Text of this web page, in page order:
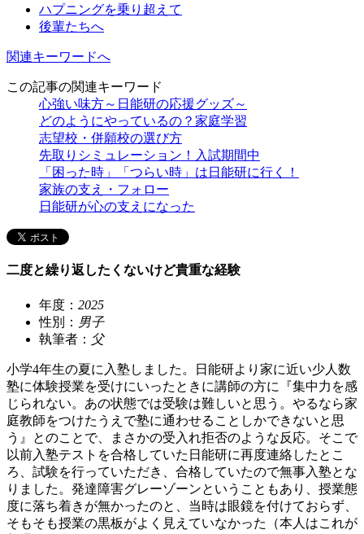
ハプニングを乗り超えて
後輩たちへ
関連キーワードへ
この記事の関連キーワード
心強い味方～日能研の応援グッズ～
どのようにやっているの？家庭学習
志望校・併願校の選び方
先取りシミュレーション！入試期間中
「困った時」「つらい時」は日能研に行く！
家族の支え・フォロー
日能研が心の支えになった
二度と繰り返したくないけど貴重な経験
年度： 2025
性別： 男子
執筆者： 父
小学4年生の夏に入塾しました。日能研より家に近い少人数
塾に体験授業を受けにいったときに講師の方に『集中力を感
じられない。あの状態では受験は難しいと思う。やるなら家
庭教師をつけたうえで塾に通わせることしかできないと思
う』とのことで、まさかの受入れ拒否のような反応。そこで
以前入塾テストを合格していた日能研に再度連絡したとこ
ろ、試験を行っていただき、合格していたので無事入塾とな
りました。発達障害グレーゾーンということもあり、授業態
度に落ち着きが無かったのと、当時は眼鏡を付けておらず、
そもそも授業の黒板がよく見えていなかった（本人はこれが